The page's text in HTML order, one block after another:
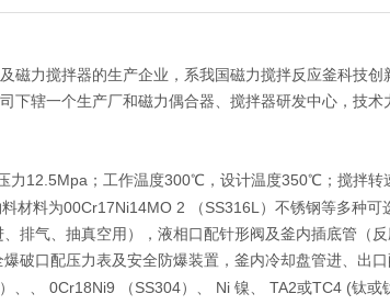
磁力搅拌器的生产企业，系我国磁力搅拌反应釜科技创
辖一个生产厂和磁力偶合器、搅拌器研发中心，技术
力12.5Mpa ；工作温度300℃，设计温度350℃；搅拌转
材料为00Cr17Ni14MO 2 （ SS316L ）不锈钢等多种可
排气、抽真空用），液相口配针形阀及釜内插底管（
破口配压力表及安全防爆装置，釜内冷却盘管进、出
）、、 0Cr18Ni9 （ SS304）、 Ni镍、 TA2或TC4 (钛或